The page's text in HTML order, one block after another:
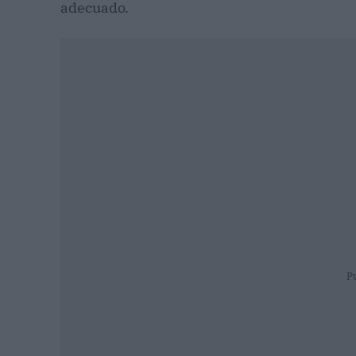
adecuado.